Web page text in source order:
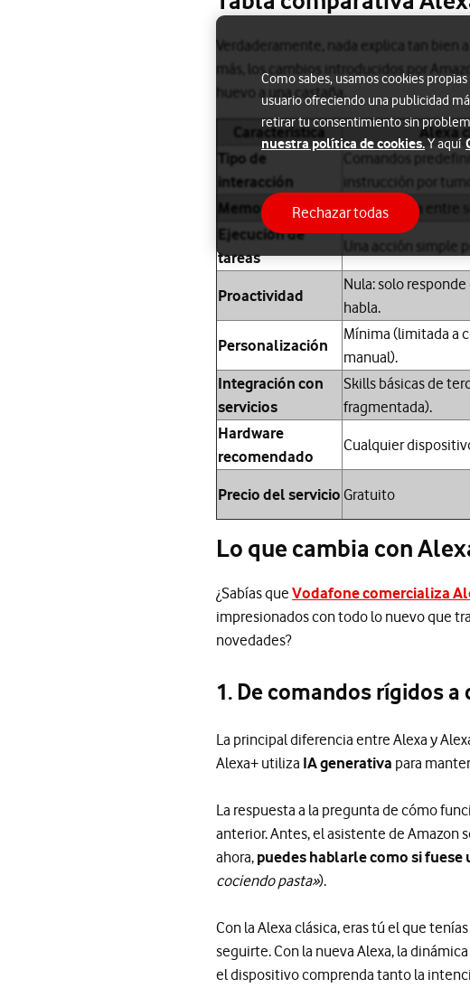
Verdaderamente, nada explica tan bien
más, los cambios introducidos por
huevo a una castaña.
Característica Alexa
Tipo de
interacción
Comandos
instrucción por turno.
Memoria Sin memoria entre
Ejecución de
tareas
Una acción simple
Proactividad
Nula: solo
habla.
Personalización
Mínima (limitada a
manual).
Integración con
servicios
Skills básicas de
fragmentada).
Hardware
recomendado
Cualquier
Precio del servicio Gratuito
Lo que cambia con
¿Sabías que Vodafone comercializa
impresionados con todo lo nuevo que
novedades?
1. De comandos rígidos
La principal diferencia entre Alexa y
Alexa+ utiliza IA generativa para
La respuesta a la pregunta de cómo
anterior. Antes, el asistente de Amazon
ahora, puedes hablarle como si fuese
cociendo pasta»).
Con la Alexa clásica, eras tú el que
seguirte. Con la nueva Alexa, la
el dispositivo comprenda tanto la
Como sabes, usamos cookies
usuario ofreciendo una publicidad
retirar tu consentimiento sin
nuestra política de cookies.Y aquí
Rechazar todas